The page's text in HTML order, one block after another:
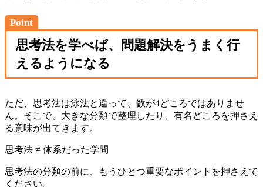
Point
思考法を学べば、問題解決をうまく行
えるようになる
ただ、思考法は泳法と違って、数が4どころではありませ
ん。そこで、大きな分類で整理したり、有名どころを押さえ
る意味が出てきます。
思考法 ≠ 体系だった学問
思考法の分類の前に、もうひとつ重要なポイントを押さえて
ください。